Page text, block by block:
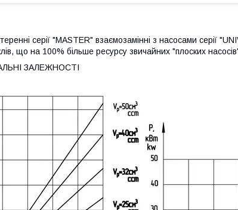
серії "MASTER" взаємозамінні з насосами серії
що на 100% більше ресурсу звичайних "плоских
ЗАЛЕЖНОСТІ